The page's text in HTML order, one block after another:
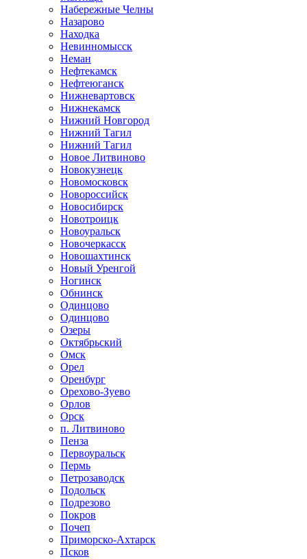
Набережные Челны
Назарово
Находка
Невинномысск
Неман
Нефтекамск
Нефтеюганск
Нижневартовск
Нижнекамск
Нижний Новгород
Нижний Тагил
Нижний Тагил
Новое Литвиново
Новокузнецк
Новомосковск
Новороссийск
Новосибирск
Новотроицк
Новоуральск
Новочеркасск
Новошахтинск
Новый Уренгой
Ногинск
Обнинск
Одинцово
Одинцово
Озеры
Октябрьский
Омск
Орел
Оренбург
Орехово-Зуево
Орлов
Орск
п. Литвиново
Пенза
Первоуральск
Пермь
Петрозаводск
Подольск
Подрезово
Покров
Почеп
Приморско-Ахтарск
Псков